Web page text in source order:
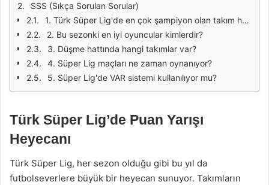
SSS (Sıkça Sorulan Sorular)
1. Türk Süper Lig'de en çok şampiyon olan takım hangisidir?
2. Bu sezonki en iyi oyuncular kimlerdir?
3. Düşme hattında hangi takımlar var?
4. Süper Lig maçları ne zaman oynanıyor?
5. Süper Lig'de VAR sistemi kullanılıyor mu?
Türk Süper Lig’de Puan Yarışı
Heyecanı
Türk Süper Lig, her sezon olduğu gibi bu yıl da
futbolseverlere büyük bir heyecan sunuyor. Takımların